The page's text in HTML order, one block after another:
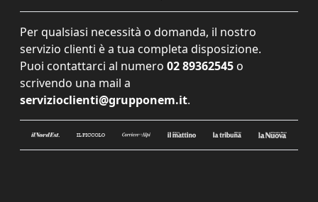
Per qualsiasi necessità o domanda, il nostro
servizio clienti è a tua completa disposizione.
Puoi contattarci al numero 02 89362545 o
scrivendo una mail a
servizioclienti@grupponem.it.